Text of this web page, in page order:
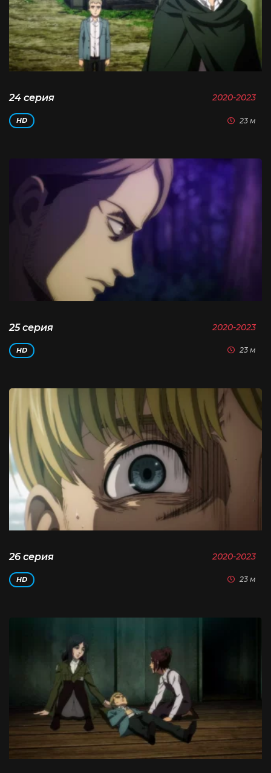
24 серия 2020-2023
HD 23 м
25 серия 2020-2023
HD 23 м
26 серия 2020-2023
HD 23 м